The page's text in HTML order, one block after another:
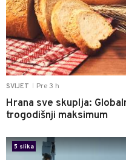
SVIJET Pre 3 h
Hrana sve skuplja:
trogodišnji maksimum
5 slika